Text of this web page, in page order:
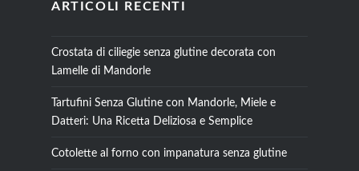
ARTICOLI RECENTI
Crostata di ciliegie senza glutine decorata con
Lamelle di Mandorle
Tartufini Senza Glutine con Mandorle, Miele e
Datteri: Una Ricetta Deliziosa e Semplice
Cotolette al forno con impanatura senza glutine